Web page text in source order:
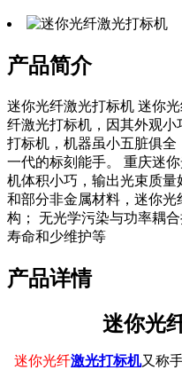
产品简介
迷你光纤激光打标机 迷你
纤激光打标机，因其外观
打标机，机器虽小五脏俱
一代的标刻能手。 重庆迷
机体积小巧，输出光束质
和部分非金属材料，迷你
构； 无光学污染与功率耦
寿命和少维护等
产品详情
迷你光
迷你光纤激光打标机又称